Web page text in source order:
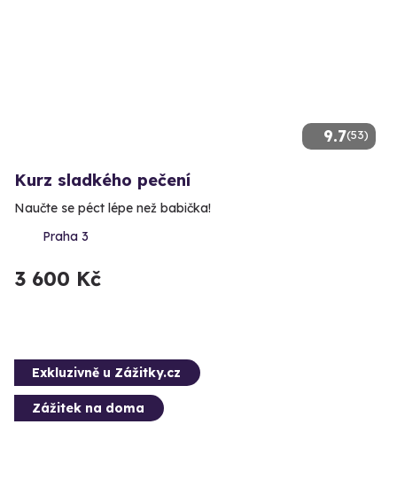
9.7(53)
Kurz sladkého pečení
Naučte se péct lépe než babička!
Praha 3
3 600 Kč
Exkluzivně u Zážitky.cz
Zážitek na doma